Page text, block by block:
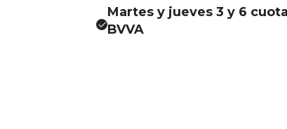
Martes y jueves 3 y 6
BVVA